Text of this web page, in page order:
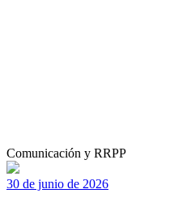
Comunicación y RRPP
30 de junio de 2026